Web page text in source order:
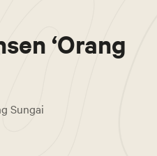
‘Orang
Sungai